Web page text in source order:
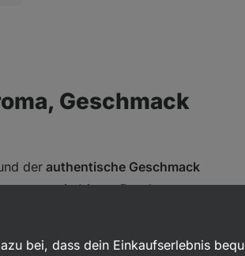
Geschmack
der authentische Geschmack
unter niedrigem Druck
knackig und voller Vitamine.
bei, dass dein Einkaufserlebnis